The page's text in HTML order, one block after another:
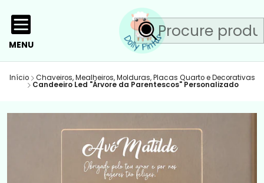
MENU
Início Chaveiros, Mealheiros, Molduras, Placas Quarto e Decorativas
Candeeiro Led "Árvore da Parentescos" Personalizado